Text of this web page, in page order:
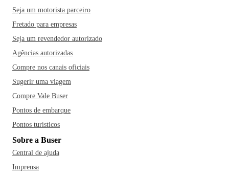
Seja um motorista parceiro
Fretado para empresas
Seja um revendedor autorizado
Agências autorizadas
Compre nos canais oficiais
Sugerir uma viagem
Compre Vale Buser
Pontos de embarque
Pontos turísticos
Sobre a Buser
Central de ajuda
Imprensa